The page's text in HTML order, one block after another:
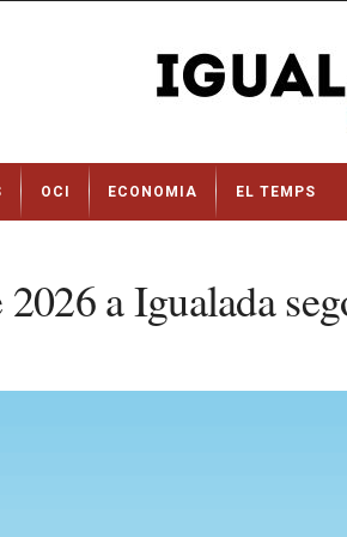
OCI ECONOMIA EL TEMPS
a Igualada